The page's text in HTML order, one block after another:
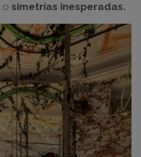
o simetrías inesperadas.